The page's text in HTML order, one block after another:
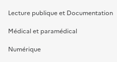
Lecture publique et Documentation
Médical et paramédical
Numérique